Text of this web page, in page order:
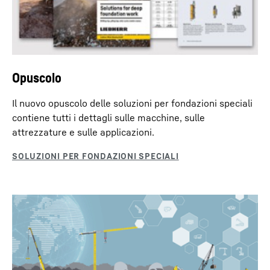
Decisione di adeguatezza della Commissione Europea del 10 luglio 2023 (Quadro sulla
privacy dei dati UE-USA).
Opuscolo
Il nuovo opuscolo delle soluzioni per fondazioni speciali
contiene tutti i dettagli sulle macchine, sulle
attrezzature e sulle applicazioni.